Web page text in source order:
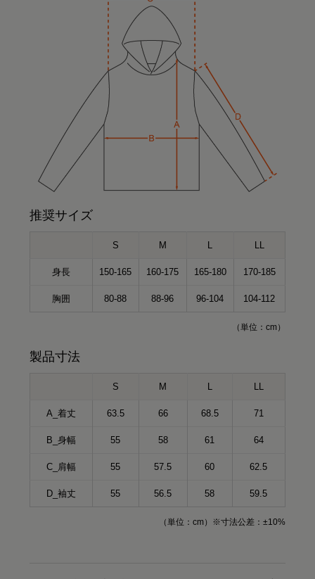
推奨サイズ
S M L LL
身長 150-165 160-175 165-180 170-185
胸囲 80-88 88-96 96-104 104-112
（単位：cm）
製品寸法
S M L LL
A_着丈 63.5 66 68.5 71
B_身幅 55 58 61 64
C_肩幅 55 57.5 60 62.5
D_袖丈 55 56.5 58 59.5
（単位：cm）※寸法公差：±10%